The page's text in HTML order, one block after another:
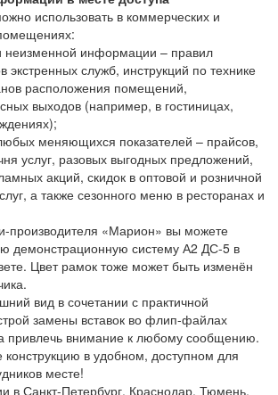
использовать в коммерческих и
неизменной информации – правил
экстренных служб, инструкций по технике
расположения помещений,
выходов (например, в гостиницах,
меняющихся показателей – прайсов,
услуг, разовых выгодных предложений,
акций, скидок в оптовой и розничной
а также сезонного меню в ресторанах и
производителя «Марион» вы можете
демонстрационную систему А2 ДС-5 в
Цвет рамок тоже может быть изменён
вид в сочетании с практичной
замены вставок во флип-файлах
привлечь внимание к любому сообщению.
конструкцию в удобном, доступном для
месте!
в Санкт-Петербург, Краснодар, Тюмень,